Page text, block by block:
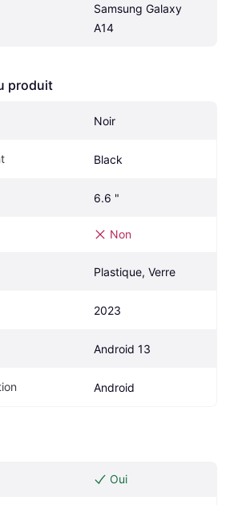
Samsung Galaxy
A14
produit
Noir
Black
6.6 "
Non
Plastique, Verre
2023
Android 13
Android
Oui